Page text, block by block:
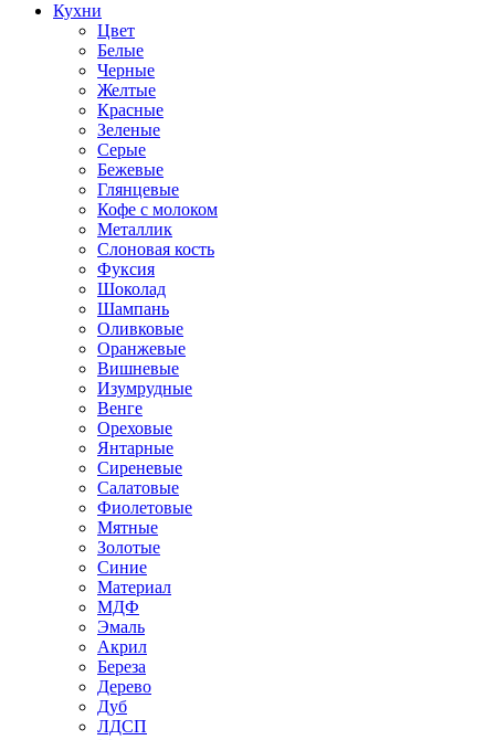
Кухни
Цвет
Белые
Черные
Желтые
Красные
Зеленые
Серые
Бежевые
Глянцевые
Кофе с молоком
Металлик
Слоновая кость
Фуксия
Шоколад
Шампань
Оливковые
Оранжевые
Вишневые
Изумрудные
Венге
Ореховые
Янтарные
Сиреневые
Салатовые
Фиолетовые
Мятные
Золотые
Синие
Материал
МДФ
Эмаль
Акрил
Береза
Дерево
Дуб
ЛДСП